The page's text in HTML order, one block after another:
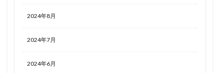
2024年8月
2024年7月
2024年6月